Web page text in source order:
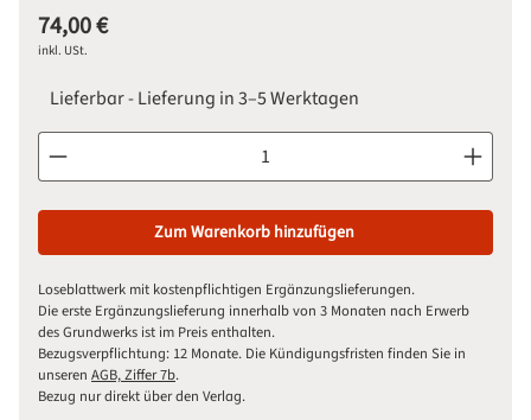
Regulärer Preis:
74,00 €
inkl. USt.
Lieferbar - Lieferung in 3–5 Werktagen
Produkt Anzahl: Gib den gewünschten Wert ein oder
Zum Warenkorb hinzufügen
Loseblattwerk mit kostenpflichtigen Ergänzungslieferungen.
Die erste Ergänzungslieferung innerhalb von 3 Monaten nach Erwerb
des Grundwerks ist im Preis enthalten.
Bezugsverpflichtung: 12 Monate. Die Kündigungsfristen finden Sie in
unseren AGB, Ziffer 7b.
Bezug nur direkt über den Verlag.